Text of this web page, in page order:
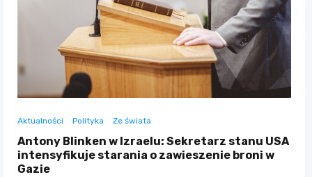
Aktualności Polityka Ze świata
Antony Blinken w Izraelu: Sekretarz stanu USA
intensyfikuje starania o zawieszenie broni w
Gazie